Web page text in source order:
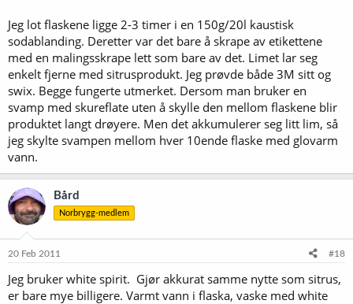
Jeg lot flaskene ligge 2-3 timer i en 150g/20l kaustisk
sodablanding. Deretter var det bare å skrape av etikettene
med en malingsskrape lett som bare av det. Limet lar seg
enkelt fjerne med sitrusprodukt. Jeg prøvde både 3M sitt og
swix. Begge fungerte utmerket. Dersom man bruker en
svamp med skureflate uten å skylle den mellom flaskene blir
produktet langt drøyere. Men det akkumulerer seg litt lim, så
jeg skylte svampen mellom hver 10ende flaske med glovarm
vann.
Bård
Norbrygg-medlem
20 Feb 2011 #18
Jeg bruker white spirit. Gjør akkurat samme nytte som sitrus,
er bare mye billigere. Varmt vann i flaska, vaske med white